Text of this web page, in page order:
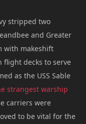
stripped two
and Greater
with makeshift
decks to serve
as the USS Sable
strangest warship
carriers were
to be vital for the